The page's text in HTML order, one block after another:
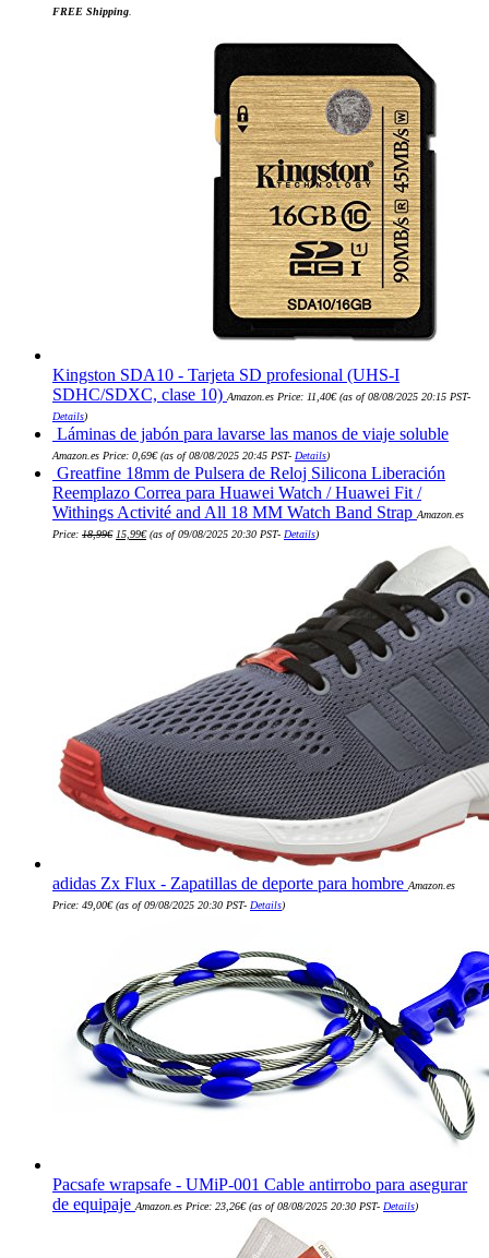
FREE Shipping
Kingston SDA10 - Tarjeta SD profesional (UHS-I
SDHC/SDXC, clase 10) Amazon.es Price: 11,40€(as of 08/08/2025 20:15 PST-
Details)
Láminas de jabón para lavarse las manos de viaje soluble
Amazon.es Price: 0,69€(as of 08/08/2025 20:45 PST- Details)
Greatfine 18mm de Pulsera de Reloj Silicona Liberación
Reemplazo Correa para Huawei Watch / Huawei Fit /
Withings Activité and All 18 MM Watch Band Strap Amazon.es
Price: 18,99€ precio
15,99€precio
(as of 09/08/2025 20:30 PST- Details)
adidas Zx Flux - Zapatillas de deporte para hombre Amazon.es
Price: 49,00€(as of 09/08/2025 20:30 PST- Details)
Pacsafe wrapsafe - UMiP-001 Cable antirrobo para asegurar
de equipaje Amazon.es Price: 23,26€(as of 08/08/2025 20:30 PST- Details)